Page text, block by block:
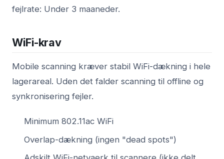
fejlrate: Under 3 maaneder.
WiFi-krav
Mobile scanning kræver stabil WiFi-dækning i hele
lagerareal. Uden det falder scanning til offline og
synkronisering fejler.
Minimum 802.11ac WiFi
Overlap-dækning (ingen "dead spots")